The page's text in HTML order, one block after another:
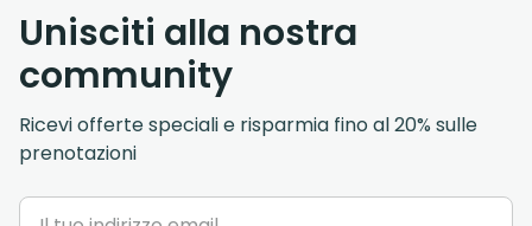
Unisciti alla nostra
community
Ricevi offerte speciali e risparmia fino al 20% sulle
prenotazioni